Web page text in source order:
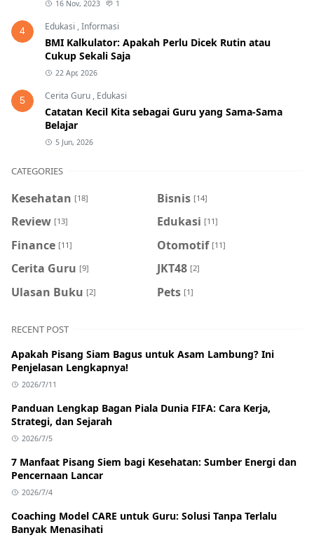
16 Nov, 2023 1
4 Edukasi ,Informasi
BMI Kalkulator: Apakah Perlu Dicek Rutin atau
Cukup Sekali Saja
22 Apr, 2026
5 Cerita Guru , Edukasi
Catatan Kecil Kita sebagai Guru yang Sama-Sama
Belajar
5 Jun, 2026
CATEGORIES
Kesehatan [18] Bisnis [14]
Review [13] Edukasi [11]
Finance [11] Otomotif [11]
Cerita Guru [9] JKT48 [2]
Ulasan Buku [2] Pets [1]
RECENT POST
Apakah Pisang Siam Bagus untuk Asam Lambung? Ini
Penjelasan Lengkapnya!
2026/7/11
Panduan Lengkap Bagan Piala Dunia FIFA: Cara Kerja,
Strategi, dan Sejarah
2026/7/5
7 Manfaat Pisang Siem bagi Kesehatan: Sumber Energi dan
Pencernaan Lancar
2026/7/4
Coaching Model CARE untuk Guru: Solusi Tanpa Terlalu
Banyak Menasihati